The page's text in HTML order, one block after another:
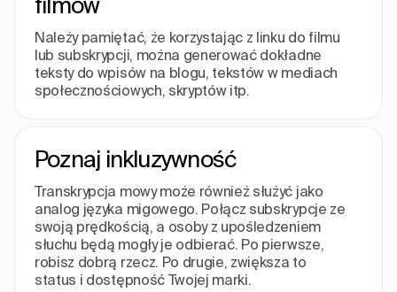
Należy pamiętać, że korzystając z linku do filmu
lub subskrypcji, można generować dokładne
teksty do wpisów na blogu, tekstów w mediach
społecznościowych, skryptów itp.
Poznaj inkluzywność
Transkrypcja mowy może również służyć jako
analog języka migowego. Połącz subskrypcje ze
swoją prędkością, a osoby z upośledzeniem
słuchu będą mogły je odbierać. Po pierwsze,
robisz dobrą rzecz. Po drugie, zwiększa to
status i dostępność Twojej marki.